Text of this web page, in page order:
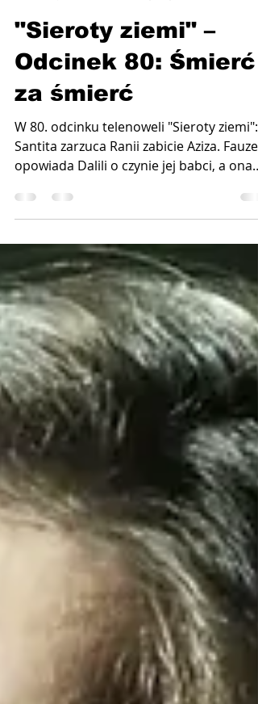
Telenovela.pl
"Sieroty ziemi" –
Odcinek 80: Śmierć
za śmierć
W 80. odcinku telenoweli "Sieroty ziemi":
Santita zarzuca Ranii zabicie Aziza. Fauze
opowiada Dalili o czynie jej babci, a ona